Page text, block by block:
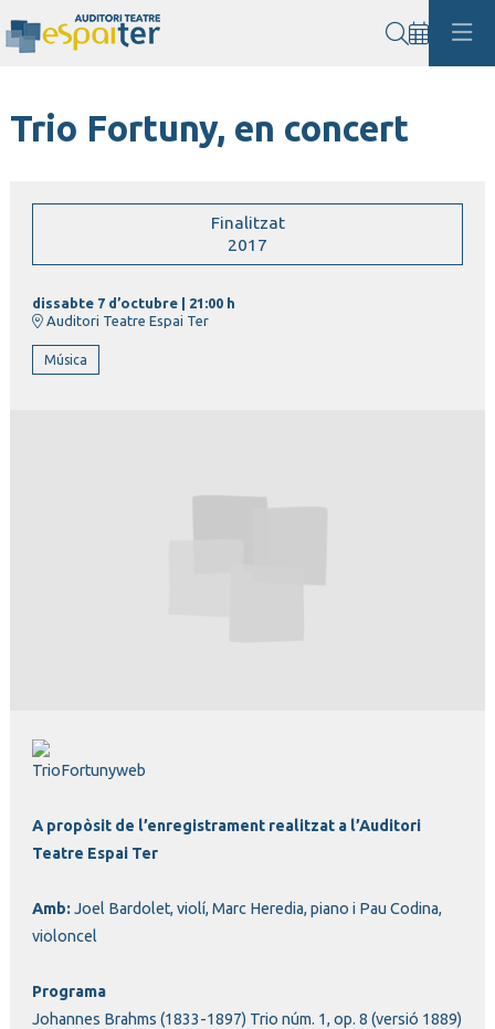
Trio Fortuny, en concert
Finalitzat
2017
dissabte 7 d’octubre
21:00 h
Auditori Teatre Espai Ter
Música
A propòsit de l’enregistrament realitzat a l’Auditori
Teatre Espai Ter
Amb:Joel Bardolet, violí, Marc Heredia, piano i Pau Codina,
violoncel
Programa
Johannes Brahms (1833-1897) Trio núm. 1, op. 8 (versió 1889)